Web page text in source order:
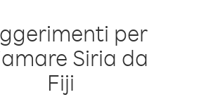
per
Siria da
Fiji